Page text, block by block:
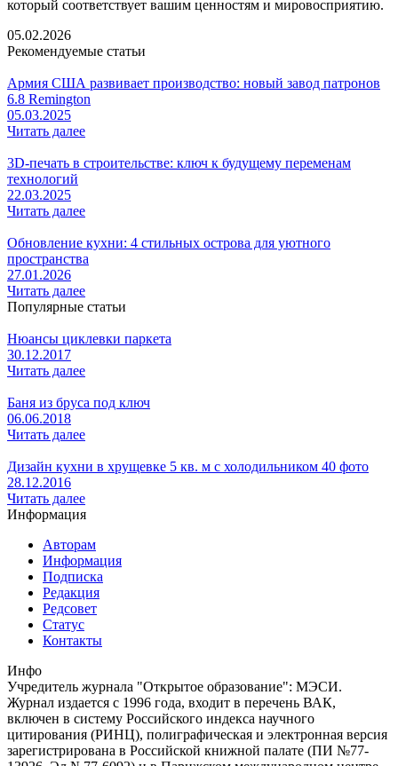
который соответствует вашим ценностям и мировосприятию.
05.02.2026
Рекомендуемые статьи
Армия США развивает производство: новый завод патронов
6.8 Remington
05.03.2025
Читать далее
3D-печать в строительстве: ключ к будущему переменам
технологий
22.03.2025
Читать далее
Обновление кухни: 4 стильных острова для уютного
пространства
27.01.2026
Читать далее
Популярные статьи
Нюансы циклевки паркета
30.12.2017
Читать далее
Баня из бруса под ключ
06.06.2018
Читать далее
Дизайн кухни в хрущевке 5 кв. м с холодильником 40 фото
28.12.2016
Читать далее
Информация
Авторам
Информация
Подписка
Редакция
Редсовет
Статус
Контакты
Инфо
Учредитель журнала "Открытое образование": МЭСИ.
Журнал издается с 1996 года, входит в перечень ВАК,
включен в систему Российского индекса научного
цитирования (РИНЦ), полиграфическая и электронная версия
зарегистрирована в Российской книжной палате (ПИ №77-